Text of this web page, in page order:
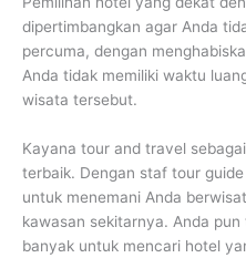
dipertimbangkan agar Anda
percuma, dengan
Anda tidak memiliki waktu
wisata tersebut.
Kayana tour and travel sebagai
terbaik. Dengan staf tour
untuk menemani Anda
kawasan sekitarnya. Anda
banyak untuk mencari hotel